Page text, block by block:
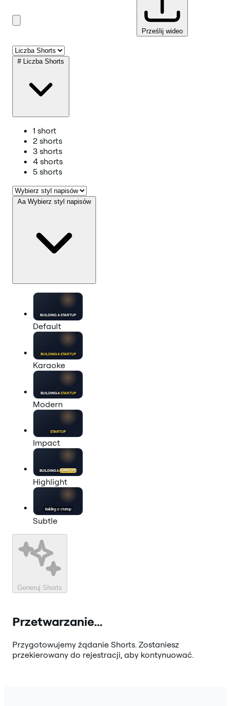
Prześlij wideo
# Liczba Shorts
1 short
2 shorts
3 shorts
4 shorts
5 shorts
Aa Wybierz styl napisów
BUILDING ASTARTUP
Default
BUILDING ASTARTUP
Karaoke
BUILDING ASTARTUP
Modern
STARTUP
Impact
BUILDING A STARTUP
Highlight
Building a startup
Subtle
Generuj Shorts
Przetwarzanie…
Przygotowujemy żądanie Shorts. Zostaniesz
przekierowany do rejestracji, aby kontynuować.